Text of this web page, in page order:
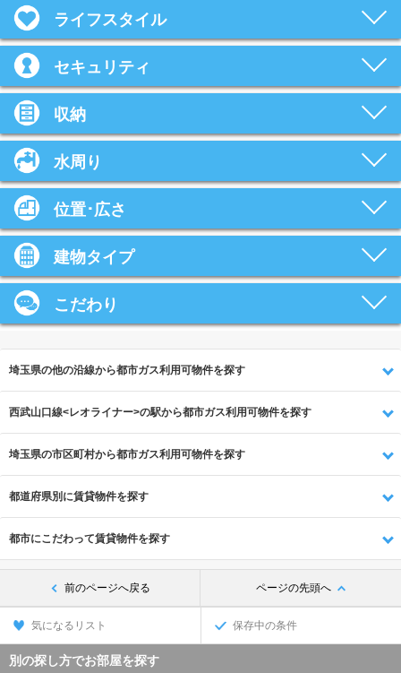
ライフスタイル
セキュリティ
収納
水周り
位置･広さ
建物タイプ
こだわり
埼玉県の他の沿線から都市ガス利用可物件を探す
西武山口線<レオライナー>の駅から都市ガス利用可物件を探す
埼玉県の市区町村から都市ガス利用可物件を探す
都道府県別に賃貸物件を探す
都市にこだわって賃貸物件を探す
前のページへ戻る ページの先頭へ
気になるリスト 保存中の条件
別の探し方でお部屋を探す